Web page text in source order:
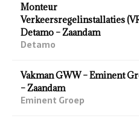
Monteur
Verkeersregelinstallaties
Detamo – Zaandam
Detamo
Vakman GWW – Eminent
– Zaandam
Eminent Groep